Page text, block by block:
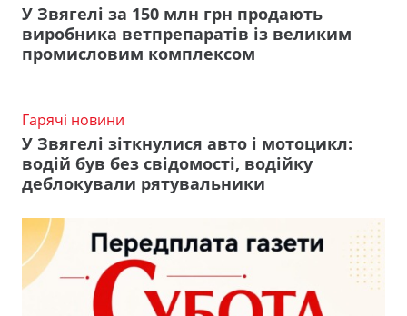
У Звягелі за 150 млн грн продають
виробника ветпрепаратів із великим
промисловим комплексом
Гарячі новини
У Звягелі зіткнулися авто і мотоцикл:
водій був без свідомості, водійку
деблокували рятувальники